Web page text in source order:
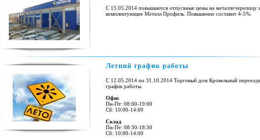
С 15.05.2014 повышаются отпускные цены на металлочерепицу
комплектующие Металл Профиль. Повышение составит 4-5%.
Летний график работы
С 12.05.2014 по 31.10.2014 Торговый дом Кровельный
график работы.
Офис
Пн-Пт: 08:00-19:00
Сб: 10:00-14:00
Склад
Пн-Пт: 08:30-18:30
Сб: 10:00-14:00